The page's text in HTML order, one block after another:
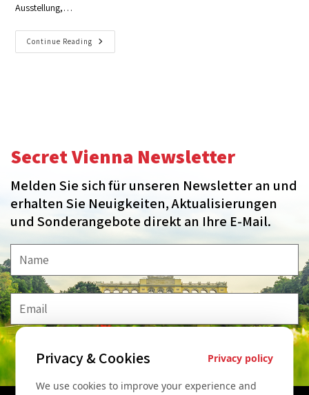
Ausstellung,…
Continue Reading
Secret Vienna Newsletter
Melden Sie sich für unseren Newsletter an und
erhalten Sie Neuigkeiten, Aktualisierungen
und Sonderangebote direkt an Ihre E-Mail.
MELDE MICH AN!
Privacy & Cookies Privacy policy
We use cookies to improve your experience and